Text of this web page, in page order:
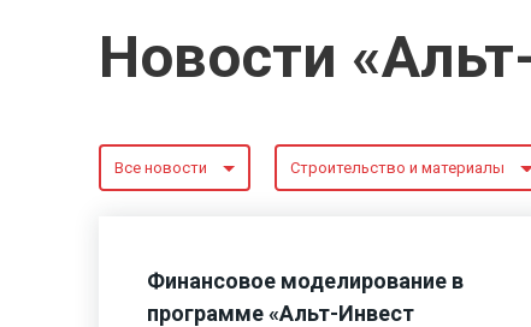
Новости
Все новости Строительство и материалы
Финансовое моделирование в
программе «Альт-Инвест